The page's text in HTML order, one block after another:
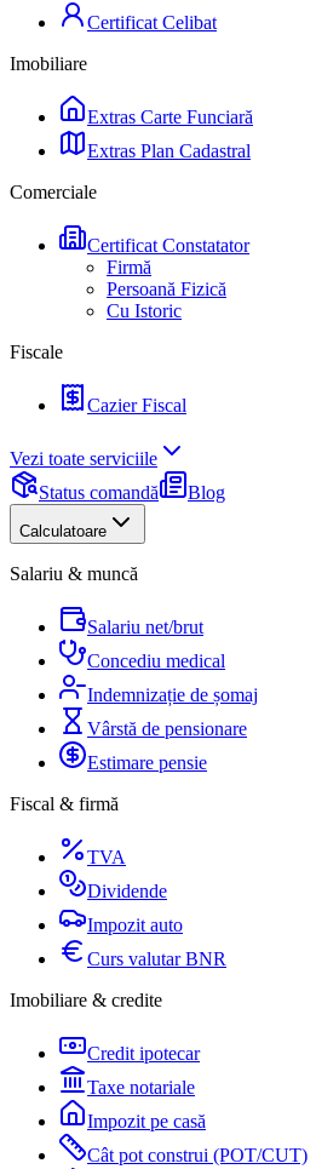
Certificat Celibat
Imobiliare
Extras Carte Funciară
Extras Plan Cadastral
Comerciale
Certificat Constatator
Firmă
Persoană Fizică
Cu Istoric
Fiscale
Cazier Fiscal
Vezi toate serviciile
Status comandă
Blog
Calculatoare
Salariu & muncă
Salariu net/brut
Concediu medical
Indemnizație de șomaj
Vârstă de pensionare
Estimare pensie
Fiscal & firmă
TVA
Dividende
Impozit auto
Curs valutar BNR
Imobiliare & credite
Credit ipotecar
Taxe notariale
Impozit pe casă
Cât pot construi (POT/CUT)